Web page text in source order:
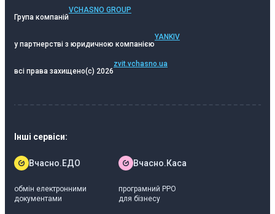
Інші сервіси:
Вчасно.ЕДО
обмін електронними
документами
Вчасно.Каса
програмний РРО
для бізнесу
Група компаній
VCHASNO GROUP
у партнерстві з юридичною компанією
YANKIV
всі права захищено(c) 2026
zvit.vchasno.ua